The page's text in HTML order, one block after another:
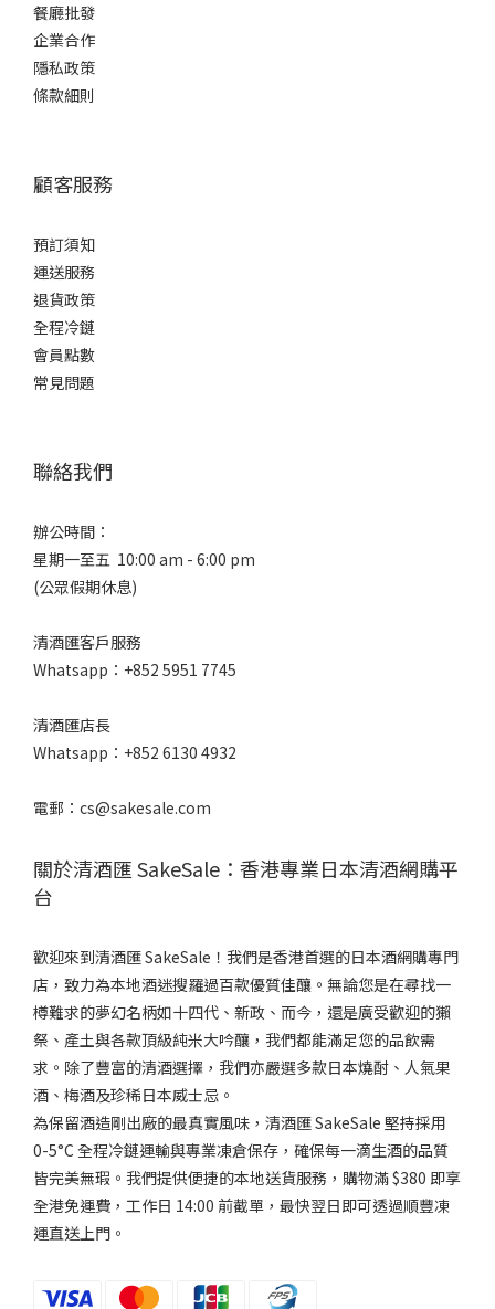
餐廳批發
企業合作
隱私政策
條款細則
顧客服務
預訂須知
運送服務
退貨政策
全程冷鏈
會員點數
常見問題
聯絡我們
辦公時間：
星期一至五 10:00 am - 6:00 pm
(公眾假期休息)
清酒匯客戶服務
Whatsapp：+852 5951 7745
清酒匯店長
Whatsapp：+852 6130 4932
電郵：cs@sakesale.com
關於清酒匯 SakeSale：香港專業日本清酒網購平
台
歡迎來到清酒匯 SakeSale！我們是香港首選的日本酒網購專門
店，致力為本地酒迷搜羅過百款優質佳釀。無論您是在尋找一
樽難求的夢幻名柄如十四代、新政、而今，還是廣受歡迎的獺
祭、產土與各款頂級純米大吟釀，我們都能滿足您的品飲需
求。除了豐富的清酒選擇，我們亦嚴選多款日本燒酎、人氣果
酒、梅酒及珍稀日本威士忌。
為保留酒造剛出廠的最真實風味，清酒匯 SakeSale 堅持採用
0-5°C 全程冷鏈運輸與專業凍倉保存，確保每一滴生酒的品質
皆完美無瑕。我們提供便捷的本地送貨服務，購物滿 $380 即享
全港免運費，工作日 14:00 前截單，最快翌日即可透過順豐凍
運直送上門。